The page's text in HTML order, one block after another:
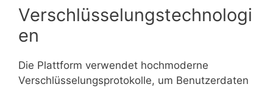
Verschlüsselungstechnologi
en
Die Plattform verwendet hochmoderne
Verschlüsselungsprotokolle, um Benutzerdaten